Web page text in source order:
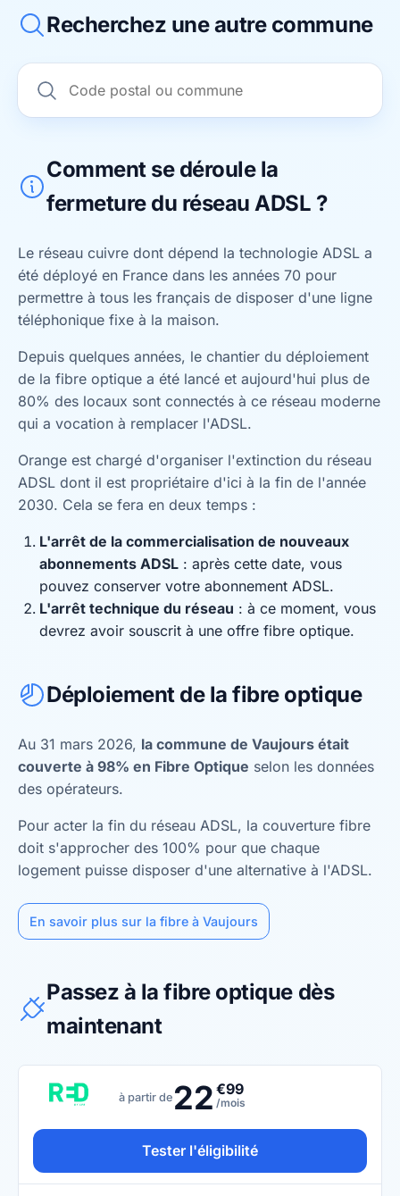
Recherchez une autre commune
Comment se déroule la
fermeture du réseau ADSL ?
Le réseau cuivre dont dépend la technologie ADSL a
été déployé en France dans les années 70 pour
permettre à tous les français de disposer d'une ligne
téléphonique fixe à la maison.
Depuis quelques années, le chantier du déploiement
de la fibre optique a été lancé et aujourd'hui plus de
80% des locaux sont connectés à ce réseau moderne
qui a vocation à remplacer l'ADSL.
Orange est chargé d'organiser l'extinction du réseau
ADSL dont il est propriétaire d'ici à la fin de l'année
2030. Cela se fera en deux temps :
L'arrêt de la commercialisation de nouveaux
abonnements ADSL : après cette date, vous
pouvez conserver votre abonnement ADSL.
L'arrêt technique du réseau : à ce moment, vous
devrez avoir souscrit à une offre fibre optique.
Déploiement de la fibre optique
Au 31 mars 2026, la commune de Vaujours était
couverte à 98% en Fibre Optique selon les données
des opérateurs.
Pour acter la fin du réseau ADSL, la couverture fibre
doit s'approcher des 100% pour que chaque
logement puisse disposer d'une alternative à l'ADSL.
En savoir plus sur la fibre à Vaujours
Passez à la fibre optique dès
maintenant
à partir de 22 €99
/mois
Tester l'éligibilité